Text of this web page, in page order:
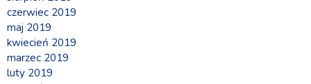
czerwiec 2019
maj 2019
kwiecień 2019
marzec 2019
luty 2019